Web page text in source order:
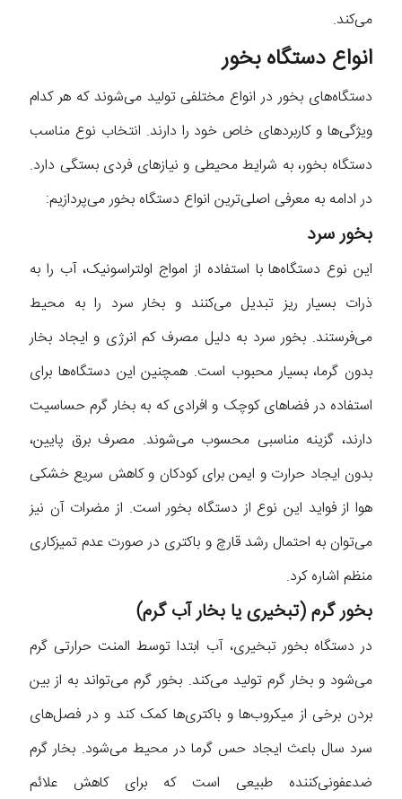
می‌کند.
انواع دستگاه بخور
دستگاه‌های بخور در انواع مختلفی تولید می‌شوند که هر کدام
ویژگی‌ها و کاربردهای خاص خود را دارند. انتخاب نوع مناسب
دستگاه بخور، به شرایط محیطی و نیازهای فردی بستگی دارد.
در ادامه به معرفی اصلی‌ترین انواع دستگاه بخور می‌پردازیم:
بخور سرد
این نوع دستگاه‌ها با استفاده از امواج اولتراسونیک، آب را به
ذرات بسیار ریز تبدیل می‌کنند و بخار سرد را به محیط
می‌فرستند. بخور سرد به دلیل مصرف کم انرژی و ایجاد بخار
بدون گرما، بسیار محبوب است. همچنین این دستگاه‌ها برای
استفاده در فضاهای کوچک و افرادی که به بخار گرم حساسیت
دارند، گزینه مناسبی محسوب می‌شوند. مصرف برق پایین،
بدون ایجاد حرارت و ایمن برای کودکان و کاهش سریع خشکی
هوا از فواید این نوع از دستگاه بخور است. از مضرات آن نیز
می‌توان به احتمال رشد قارچ و باکتری در صورت عدم تمیزکاری
منظم اشاره کرد.
بخور گرم (تبخیری یا بخار آب گرم)
در دستگاه‌ بخور تبخیری، آب ابتدا توسط المنت حرارتی گرم
می‌شود و بخار گرم تولید می‌کند. بخور گرم می‌تواند به از بین
بردن برخی از میکروب‌ها و باکتری‌ها کمک کند و در فصل‌های
سرد سال باعث ایجاد حس گرما در محیط می‌شود. بخار گرم
ضدعفونی‌کننده طبیعی است که برای کاهش علائم